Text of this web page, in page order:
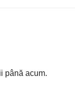
până acum.